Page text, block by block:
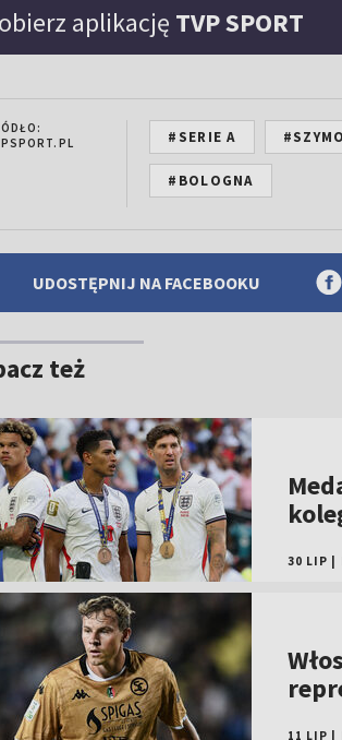
aplikację TVP SPORT
#SERIE A
#BOLOGNA
UDOSTĘPNIJ NA FACEBOOKU
też
30 LIP
11 LIP